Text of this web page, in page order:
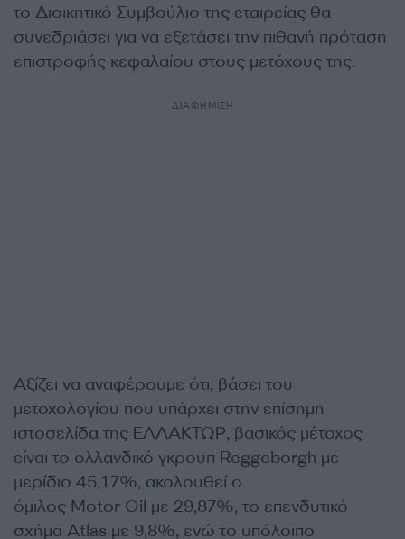
το Διοικητικό Συμβούλιο της εταιρείας θα
συνεδριάσει για να εξετάσει την πιθανή πρόταση
επιστροφής κεφαλαίου στους μετόχους της.
ΔΙΑΦΗΜΙΣΗ
Αξίζει να αναφέρουμε ότι, βάσει του
μετοχολογίου που υπάρχει στην επίσημη
ιστοσελίδα της ΕΛΛΑΚΤΩΡ, βασικός μέτοχος
είναι το ολλανδικό γκρουπ Reggeborgh με
μερίδιο 45,17%, ακολουθεί ο
όμιλος Motor Oil με 29,87%, το επενδυτικό
σχήμα Atlas με 9,8%, ενώ το υπόλοιπο